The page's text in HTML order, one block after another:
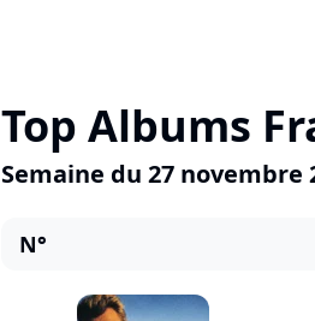
Top Albums
Semaine du 27 novembre
N°